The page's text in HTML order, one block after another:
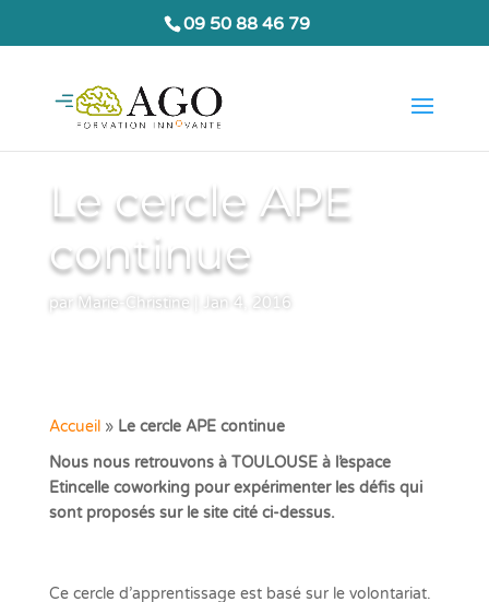
09 50 88 46 79
Le cercle APE
continue
par Marie-Christine Jan 4, 2016
Accueil» Le cercle APE continue
Nous nous retrouvons à TOULOUSE à l’espace
Etincelle coworking pour expérimenter les défis qui
sont proposés sur le site cité ci-dessus.
Ce cercle d’apprentissage est basé sur le volontariat.